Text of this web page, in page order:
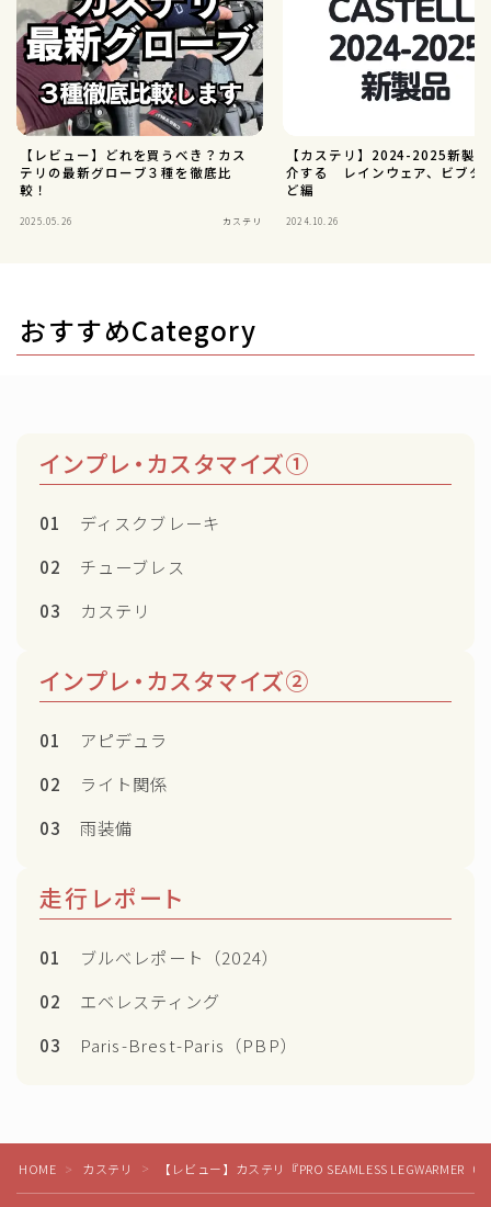
【レビュー】どれを買うべき？カス
テリの最新グローブ３種を徹底比
較！
2025.05.26 カステリ
【カステリ】2024-2025新製
介する レインウェア、ビブタ
ど編
2024.10.26
おすすめCategory
インプレ・カスタマイズ①
01
ディスクブレーキ
02
チューブレス
03
カステリ
インプレ・カスタマイズ②
01
アピデュラ
02
ライト関係
03
雨装備
走行レポート
01
ブルべレポート（2024）
02
エベレスティング
03
Paris-Brest-Paris（PBP）
HOME ＞ カステリ ＞ 【レビュー】カステリ『PRO SEAMLESS LEGWARMER